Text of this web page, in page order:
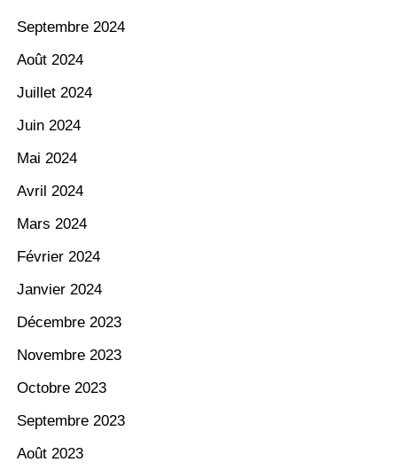
Septembre 2024
Août 2024
Juillet 2024
Juin 2024
Mai 2024
Avril 2024
Mars 2024
Février 2024
Janvier 2024
Décembre 2023
Novembre 2023
Octobre 2023
Septembre 2023
Août 2023